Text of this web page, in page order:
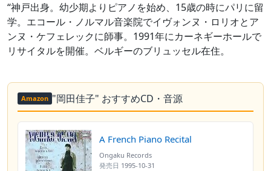
“神戸出身。幼少期よりピアノを始め、15歳の時にパリに留
学。エコール・ノルマル音楽院でイヴォンヌ・ロリオとア
ンヌ・ケフェレックに師事。1991年にカーネギーホールで
リサイタルを開催。ベルギーのブリュッセル在住。
Amazon "岡田佳子" おすすめCD・音源
A French Piano Recital
Ongaku Records
発売日 1995-10-31